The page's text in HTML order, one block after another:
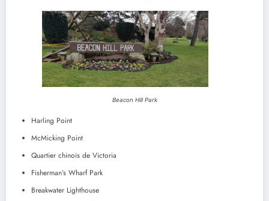
Beacon Hill Park
Harling Point
McMicking Point
Quartier chinois de Victoria
Fisherman’s Wharf Park
Breakwater Lighthouse